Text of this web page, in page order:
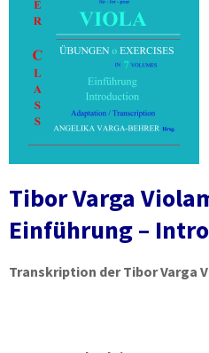
Tibor Varga
Einführung –
Transkription der Tibor Varga